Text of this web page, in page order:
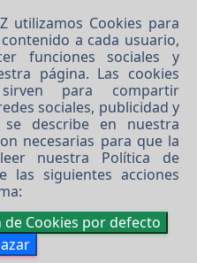
utilizamos Cookies para
a cada usuario,
funciones sociales y
página. Las cookies
para compartir
sociales, publicidad y
describe en nuestra
necesarias para que la
nuestra Política de
las siguientes acciones
Cookies por defecto